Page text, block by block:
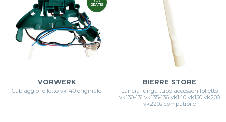
GRATIS
VORWERK
Cablaggio folletto vk140 originale
BIERRE STORE
Lancia lunga tubo accessori folletto
vk130-131 vk135-136 vk140 vk150 vk200
vk220s compatibile